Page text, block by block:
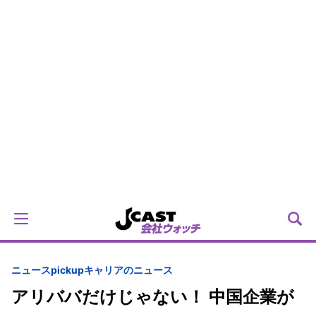
ニュースpickupキャリアのニュース
アリババだけじゃない！ 中国企業が